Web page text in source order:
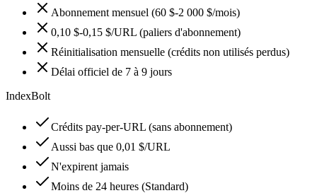
Abonnement mensuel (60 $-2 000 $/mois)
0,10 $-0,15 $/URL (paliers d'abonnement)
Réinitialisation mensuelle (crédits non utilisés perdus)
Délai officiel de 7 à 9 jours
IndexBolt
Crédits pay-per-URL (sans abonnement)
Aussi bas que 0,01 $/URL
N'expirent jamais
Moins de 24 heures (Standard)